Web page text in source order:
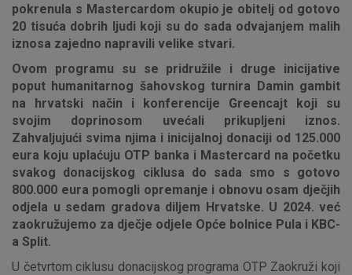
pokrenula s Mastercardom okupio je obitelj od gotovo
20 tisuća dobrih ljudi koji su do sada odvajanjem malih
iznosa zajedno napravili velike stvari.
Ovom programu su se pridružile i druge inicijative
poput humanitarnog šahovskog turnira Damin gambit
na hrvatski način i konferencije Greencajt koji su
svojim doprinosom uvećali prikupljeni iznos.
Zahvaljujući svima njima i inicijalnoj donaciji od 125.000
eura koju uplaćuju OTP banka i Mastercard na početku
svakog donacijskog ciklusa do sada smo s gotovo
800.000 eura pomogli opremanje i obnovu osam dječjih
odjela u sedam gradova diljem Hrvatske. U 2024. već
zaokružujemo za dječje odjele Opće bolnice Pula i KBC-
a Split.
U četvrtom ciklusu donacijskog programa OTP Zaokruži koji